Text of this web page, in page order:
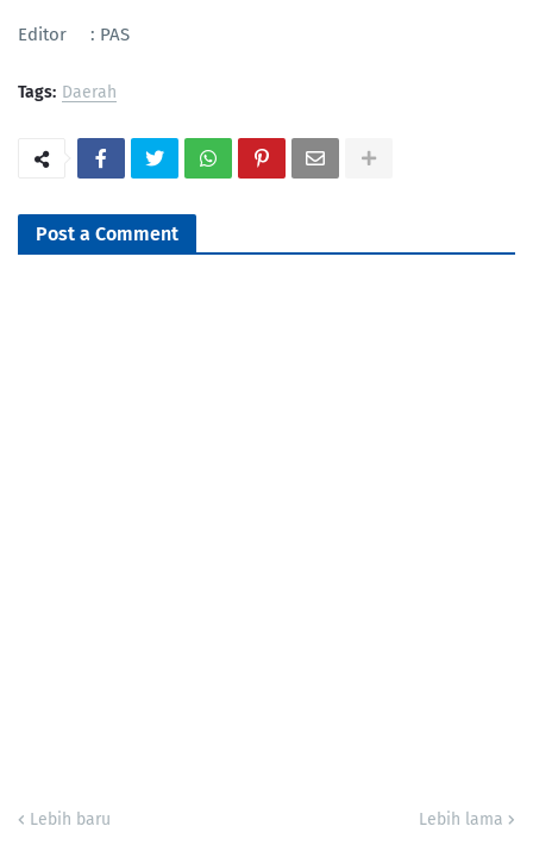
Editor : PAS
Tags: Daerah
Post a Comment
Lebih baru Lebih lama